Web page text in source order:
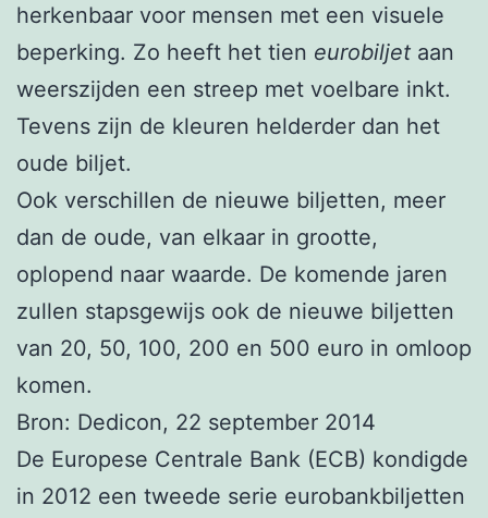
herkenbaar voor mensen met een visuele
beperking. Zo heeft het tien eurobiljet aan
weerszijden een streep met voelbare inkt.
Tevens zijn de kleuren helderder dan het
oude biljet.
Ook verschillen de nieuwe biljetten, meer
dan de oude, van elkaar in grootte,
oplopend naar waarde. De komende jaren
zullen stapsgewijs ook de nieuwe biljetten
van 20, 50, 100, 200 en 500 euro in omloop
komen.
Bron: Dedicon, 22 september 2014
De Europese Centrale Bank (ECB) kondigde
in 2012 een tweede serie eurobankbiljetten